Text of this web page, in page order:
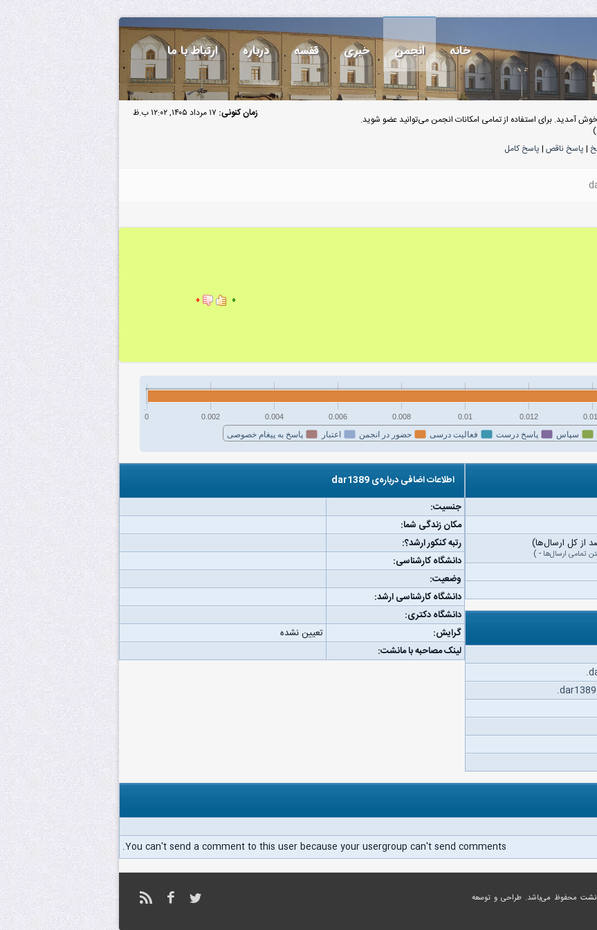
خانه انجمن خبری قفسه درباره ارتباط با ما
زمان کنونی: ۱۷ مرداد ۱۴۰۵, ۱۲:۰۲ ب.ظ
آمدید. برای استفاده از تمامی امکانات انجمن می‌توانید عضو شوید.
)
| پاسخ ناقص | پاسخ کامل
۰ ۰
سپاس پاسخ درست فعالیت درسی حضور در انجمن اعتبار پاسخ به پیغام خصوصی
0 0.002 0.004 0.006 0.008 0.01 0.012
تمامی ارسال‌ها -
)
اطلاعات اضافی درباره‌ی dar1389
جنسیت:
مکان زندگی شما:
رتبه کنکور ارشد؟:
دانشگاه کارشناسی:
وضعیت:
دانشگاه کارشناسی ارشد:
دانشگاه دکتری:
گرایش:
تعیین نشده
لینک مصاحبه با مانشت:
You can't send a comment to this user because your usergroup can't send comments.
محفوظ می‌باشد. طراحی و توسعه